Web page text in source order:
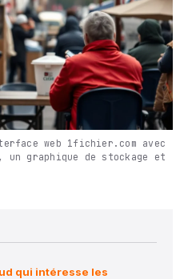
web 1fichier.com avec
un graphique de stockage et
qui intéresse les